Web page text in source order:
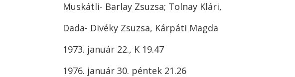
Muskátli- Barlay Zsuzsa; Tolnay Klári,
Dada- Divéky Zsuzsa, Kárpáti Magda
1973. január 22., K 19.47
1976. január 30. péntek 21.26